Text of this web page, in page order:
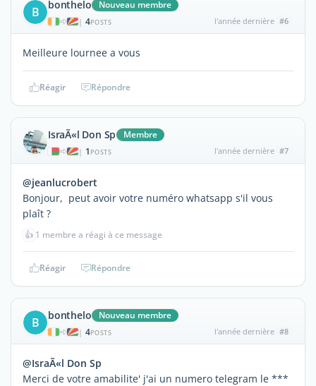
B bonthelo Nouveau membre
| 4POSTS l'année dernière #6
Meilleure lournee a vous
Réagir Répondre
IsraÃ«l Don Sp Membre
| 1 POSTS l'année dernière #7
@jeanlucrobert
Bonjour, peut avoir votre numéro whatsapp s'il vous
plaît ?
👍 1 membre a réagi à ce message
Réagir Répondre
B bonthelo Nouveau membre
| 4POSTS l'année dernière #8
@IsraÃ«l Don Sp
Merci de votre amabilite' j'ai un numero telegram le ***